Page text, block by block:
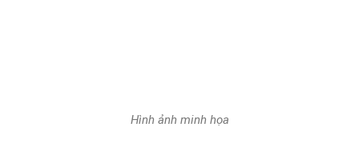
Hình ảnh minh họa